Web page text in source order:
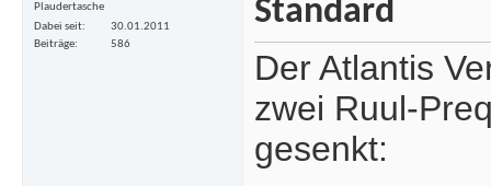
Plaudertasche
Dabei seit
30.01.2011
Beiträge
586
Der Atlantis
zwei Ruul-
gesenkt: